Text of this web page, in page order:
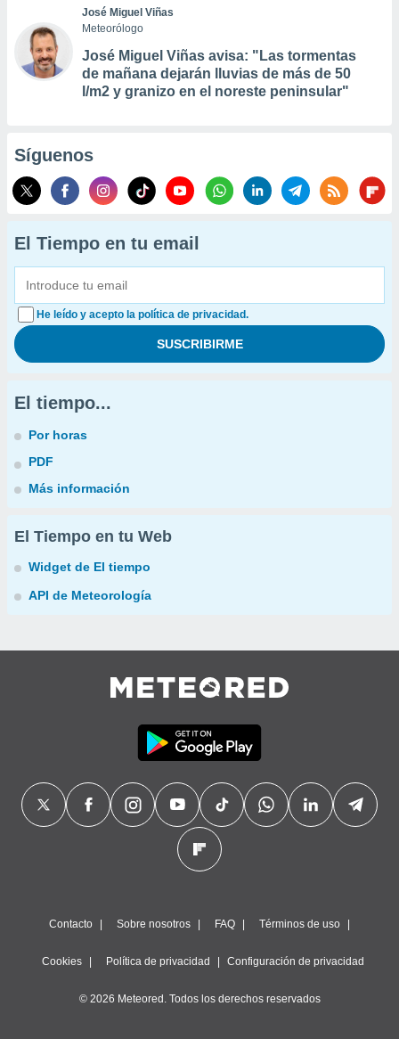
José Miguel Viñas
Meteorólogo
José Miguel Viñas avisa: "Las tormentas
de mañana dejarán lluvias de más de 50
l/m2 y granizo en el noreste peninsular"
Síguenos
El Tiempo en tu email
He leído y acepto la política de privacidad.
El tiempo...
Por horas
PDF
Más información
El Tiempo en tu Web
Widget de El tiempo
API de Meteorología
Contacto Sobre nosotros FAQ Términos de uso
Cookies Política de privacidad Configuración de privacidad
© 2026 Meteored. Todos los derechos reservados